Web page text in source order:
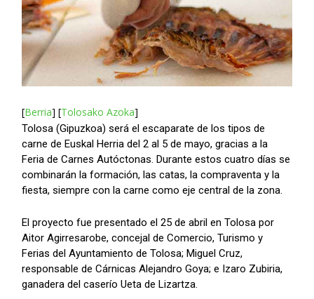
[Berria] [Tolosako Azoka]
Tolosa (Gipuzkoa) será el escaparate de los tipos de
carne de Euskal Herria del 2 al 5 de mayo, gracias a la
Feria de Carnes Autóctonas. Durante estos cuatro días se
combinarán la formación, las catas, la compraventa y la
fiesta, siempre con la carne como eje central de la zona.
El proyecto fue presentado el 25 de abril en Tolosa por
Aitor Agirresarobe, concejal de Comercio, Turismo y
Ferias del Ayuntamiento de Tolosa; Miguel Cruz,
responsable de Cárnicas Alejandro Goya; e Izaro Zubiria,
ganadera del caserío Ueta de Lizartza.